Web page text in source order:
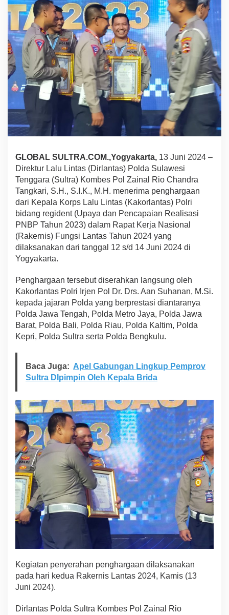
a
S
u
l
t
r
a
R
a
i
g
a
g
a
a
n
K
k
o
r
t
a
s
P
l
r
t
a
p
a
y
a
d
P
e
c
a
p
n
e
a
s
GLOBAL SULTRA.COM.,Yogyakarta, 13 Juni 2024 –
Direktur Lalu Lintas (Dirlantas) Polda Sulawesi
Tenggara (Sultra) Kombes Pol Zainal Rio Chandra
Tangkari, S.H., S.I.K., M.H. menerima penghargaan
dari Kepala Korps Lalu Lintas (Kakorlantas) Polri
bidang regident (Upaya dan Pencapaian Realisasi
PNBP Tahun 2023) dalam Rapat Kerja Nasional
(Rakernis) Fungsi Lantas Tahun 2024 yang
dilaksanakan dari tanggal 12 s/d 14 Juni 2024 di
Yogyakarta.
Penghargaan tersebut diserahkan langsung oleh
Kakorlantas Polri Irjen Pol Dr. Drs. Aan Suhanan, M.Si.
kepada jajaran Polda yang berprestasi diantaranya
Polda Jawa Tengah, Polda Metro Jaya, Polda Jawa
Barat, Polda Bali, Polda Riau, Polda Kaltim, Polda
Kepri, Polda Sultra serta Polda Bengkulu.
Baca Juga: Apel Gabungan Lingkup Pemprov
Sultra DIpimpin Oleh Kepala Brida
Kegiatan penyerahan penghargaan dilaksanakan
pada hari kedua Rakernis Lantas 2024, Kamis (13
Juni 2024).
Dirlantas Polda Sultra Kombes Pol Zainal Rio